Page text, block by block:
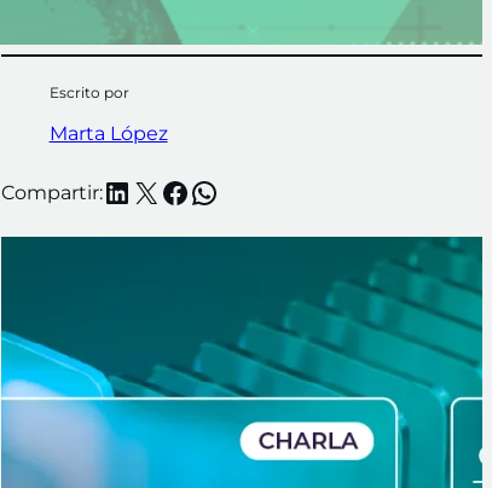
Escrito por
Marta López
Compartir:LinkedIn
X Facebook
WhatsApp